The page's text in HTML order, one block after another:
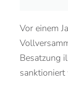
Vor einem
Besatzung
sanktioniert